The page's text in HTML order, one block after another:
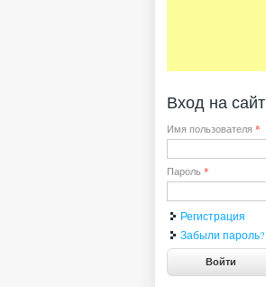
Вход на сайт
Имя пользователя *
Пароль *
Регистрация
Забыли пароль?